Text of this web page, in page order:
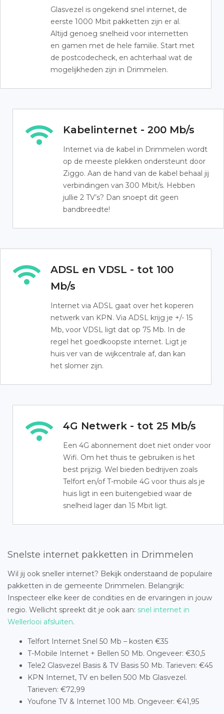
Glasvezel is ongekend snel internet, de
eerste 1000 Mbit pakketten zijn er al.
Altijd genoeg snelheid voor internetten
en gamen met de hele familie. Start met
de postcodecheck, en achterhaal wat de
mogelijkheden zijn in Drimmelen.
Kabelinternet - 200 Mb/s
Internet via de kabel in Drimmelen wordt
op de meeste plekken ondersteunt door
Ziggo. Aan de hand van de kabel behaal jij
verbindingen van 300 Mbit/s. Hebben
jullie 2 TV’s? Dan snoept dit geen
bandbreedte!
ADSL en VDSL - tot 100
Mb/s
Internet via ADSL gaat over het koperen
netwerk van KPN. Via ADSL krijg je +/- 15
Mb, voor VDSL ligt dat op 75 Mb. In de
regel het goedkoopste internet. Ligt je
huis ver van de wijkcentrale af, dan kan
het slomer zijn.
4G Netwerk - tot 25 Mb/s
Een 4G abonnement doet niet onder voor
Wifi. Om het thuis te gebruiken is het
best prijzig. Wel bieden bedrijven zoals
Telfort en/of T-mobile 4G voor thuis als je
huis ligt in een buitengebied waar de
snelheid lager dan 15 Mbit ligt.
Snelste internet pakketten in Drimmelen
Wil jij ook sneller internet? Bekijk onderstaand de populaire
pakketten in de gemeente Drimmelen. Belangrijk:
Inspecteer elke keer de condities en de ervaringen in jouw
regio. Wellicht spreekt dit je ook aan: snel internet in
Wellerlooi afsluiten.
Telfort Internet Snel 50 Mb – kosten €35
T-Mobile Internet + Bellen 50 Mb. Ongeveer: €30,5
Tele2 Glasvezel Basis & TV Basis 50 Mb. Tarieven: €45
KPN Internet, TV en bellen 500 Mb Glasvezel.
Tarieven: €72,99
Youfone TV & Internet 100 Mb. Ongeveer: €41,95